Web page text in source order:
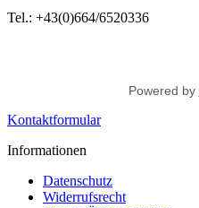
Tel.: +43(0)664/6520336
Powered by
Kontaktformular
Informationen
Datenschutz
Widerrufsrecht